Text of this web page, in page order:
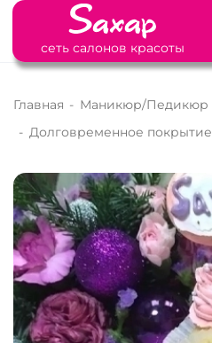
сеть салонов красоты
Главная - Маникюр/Педикюр
- Долговременное покрытие